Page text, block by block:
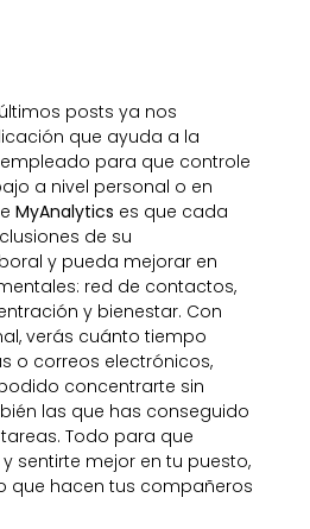
posts ya nos
que ayuda a la
para que controle
a nivel personal o en
MyAnalytics es que cada
de su
y pueda mejorar en
red de contactos,
y bienestar. Con
verás cuánto tiempo
o correos electrónicos,
concentrarte sin
las que has conseguido
Todo para que
sentirte mejor en tu puesto,
que hacen tus compañeros